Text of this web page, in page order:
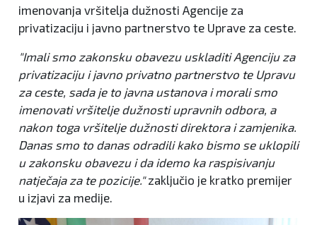
imenovanja vršitelja dužnosti Agencije za
privatizaciju i javno partnerstvo te Uprave za ceste.
"Imali smo zakonsku obavezu uskladiti Agenciju za
privatizaciju i javno privatno partnerstvo te Upravu
za ceste, sada je to javna ustanova i morali smo
imenovati vršitelje dužnosti upravnih odbora, a
nakon toga vršitelje dužnosti direktora i zamjenika.
Danas smo to danas odradili kako bismo se uklopili
u zakonsku obavezu i da idemo ka raspisivanju
natječaja za te pozicije."zaključio je kratko premijer
u izjavi za medije.